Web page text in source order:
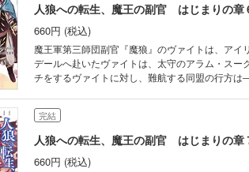
人狼への転生、魔王の副官 はじまりの章
660円 (税込)
魔王軍第三師団副官『魔狼』のヴァイトは、ア
デールへ赴いたヴァイトは、太守のアラム・ス
チをするヴァイトに対し、難航する同盟の行方
完結
人狼への転生、魔王の副官 はじまりの章
660円 (税込)